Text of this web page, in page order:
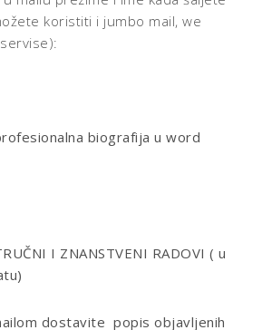
koristiti i jumbo mail, we
biografija u word
I ZNANSTVENI RADOVI( u
dostavite popis objavljenih